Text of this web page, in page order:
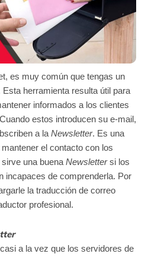
es muy común que tengas un
Esta herramienta resulta útil para
informados a los clientes
estos introducen su e-mail,
a la Newsletter. Es una
el contacto con los
una buena Newslettersi los
incapaces de comprenderla. Por
la traducción de correo
profesional.
a la vez que los servidores de